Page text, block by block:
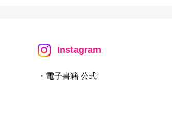
Instagram
・電子書籍 公式